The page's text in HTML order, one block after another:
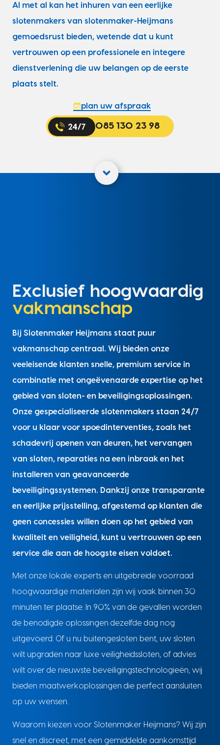
Al met al kan het inhuren van een eerlijke
slotenmakers van slotenmaker-Heijmans
gemoedsrust bieden, wetende dat u kunt
vertrouwen op een professionele en integere
dienstverlening die uw belangen op de eerste
plaats stelt.
plan uw afspraak
085 130 23 98
Exclusief hoogwaardig
vakmanschap
Bij Slotenmaker Heijmans staat puur
vakmanschap centraal. Wij bieden onze
veeleisende klanten snelle, premium service in
combinatie met ongeëvenaarde expertise op het
gebied van sloten- en beveiligingsoplossingen.
Onze gespecialiseerde slotenmakers staan 24/7
voor u klaar voor spoedinterventies, zoals het
schadevrij openen van deuren, het vervangen
van sloten, reparaties na een inbraak en het
installeren van geavanceerde
beveiligingssystemen. Dankzij onze transparante
en eerlijke prijsstelling, afgestemd op klanten die
geen concessies willen doen op het gebied van
kwaliteit en veiligheid, kunt u vertrouwen op een
service die aan de hoogste eisen voldoet.
Met onze lokale experts en uitgebreide voorraad
hoogwaardige materialen zijn wij vaak binnen 30
minuten ter plaatse. In 90% van de gevallen worden
de benodigde oplossingen dezelfde dag nog
uitgevoerd. Of u nu buitengesloten bent, uw sloten
wilt upgraden naar luxe veiligheidssloten, of advies
wilt over de nieuwste beveiligingstechnologieën, wij
bieden maatwerkoplossingen die perfect aansluiten
op uw wensen.
Waarom kiezen voor Slotenmaker Heijmans? Wij zijn
snel en discreet, met een gemiddelde aankomsttijd